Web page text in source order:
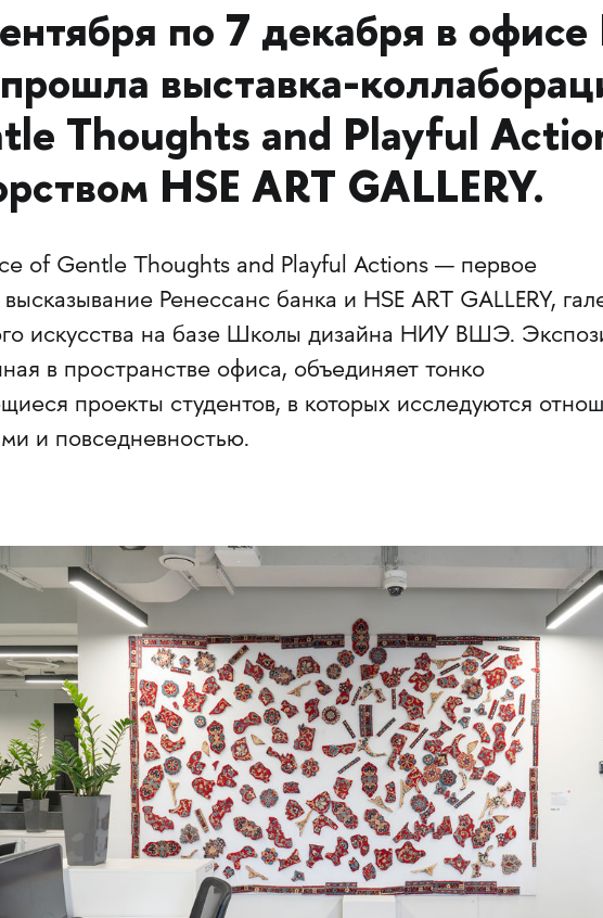
по 7 декабря в офисе
выставка-
Thoughts and Playful
HSE ART GALLERY.
of Gentle Thoughts and Playful Actions — первое
Ренессанс банка и HSE ART GALLERY,
искусства на базе Школы дизайна НИУ ВШЭ.
в пространстве офиса, объединяет тонко
проекты студентов, в которых исследуются
и повседневностью.